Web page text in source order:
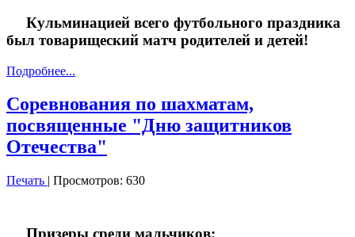
Кульминацией всего футбольного праздника
был товарищеский матч родителей и детей!
Подробнее...
Соревнования по шахматам,
посвященные "Дню защитников
Отечества"
Печать | Просмотров: 630
Призеры среди мальчиков: